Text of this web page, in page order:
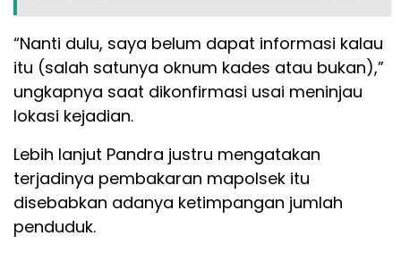
“Nanti dulu, saya belum dapat informasi kalau
itu (salah satunya oknum kades atau bukan),”
ungkapnya saat dikonfirmasi usai meninjau
lokasi kejadian.
Lebih lanjut Pandra justru mengatakan
terjadinya pembakaran mapolsek itu
disebabkan adanya ketimpangan jumlah
penduduk.